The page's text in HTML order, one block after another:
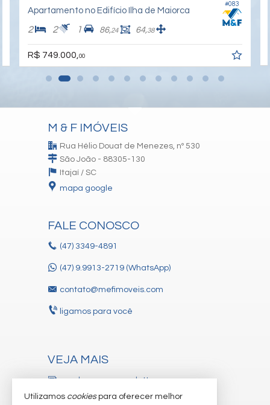
#083
Apartamento no Edifício Ilha de Maiorca
2 2 1 86,24 64,38
R$ 749.000, 00
M & F IMÓVEIS
Rua Hélio Douat de Menezes, nº 530
São João - 88305-130
Itajaí / SC
mapa google
FALE CONOSCO
(47) 3349-4891
(47) 9.9913-2719 (WhatsApp)
contato@mefimoveis.com
ligamos para você
VEJA MAIS
receba nosso newsletter
cadastre seu imóvel
Utilizamos cookiespara oferecer melhor